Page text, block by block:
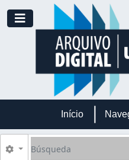
Skip to main content
Toggle navigation
Início
Búsqueda
Search options